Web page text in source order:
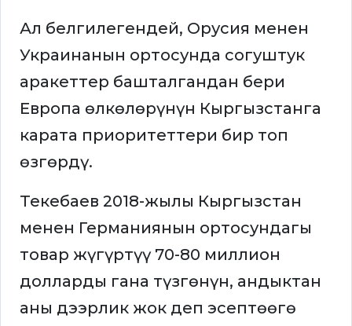
Ал белгилегендей, Орусия менен
Украинанын ортосунда согуштук
аракеттер башталгандан бери
Европа өлкөлөрүнүн Кыргызстанга
карата приоритеттери бир топ
өзгөрдү.
Текебаев 2018-жылы Кыргызстан
менен Германиянын ортосундагы
товар жүгүртүү 70-80 миллион
долларды гана түзгөнүн, андыктан
аны дээрлик жок деп эсептөөгө